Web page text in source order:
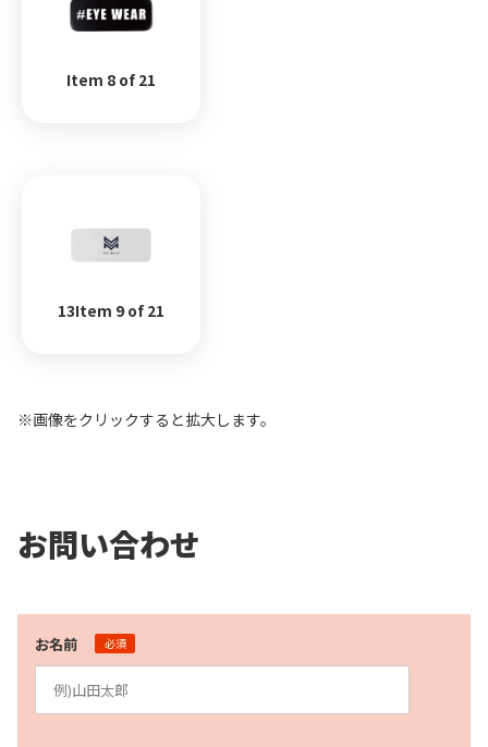
Item 8 of 21
13Item 9 of 21
※画像をクリックすると拡大します。
お問い合わせ
お名前 必須